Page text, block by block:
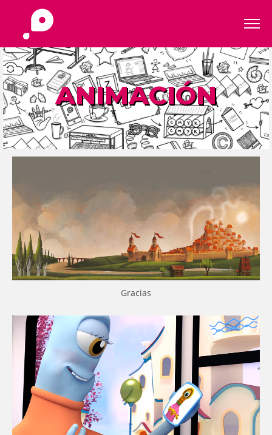
ANIMACIÓN
Gracias